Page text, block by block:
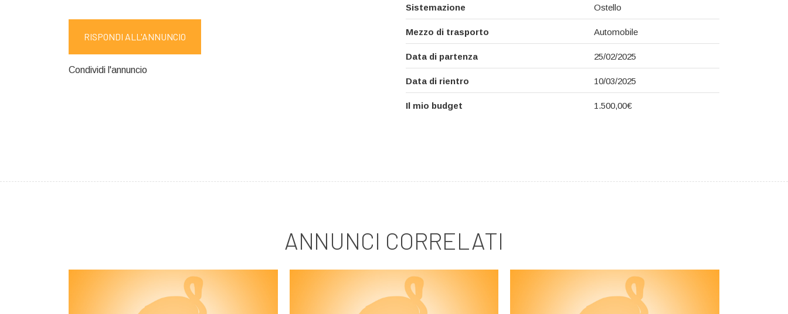
RISPONDI ALL'ANNUNCIO
Condividi l'annuncio
Sistemazione Ostello
Mezzo di trasporto Automobile
Data di partenza 25/02/2025
Data di rientro 10/03/2025
Il mio budget 1.500,00€
ANNUNCI CORRELATI